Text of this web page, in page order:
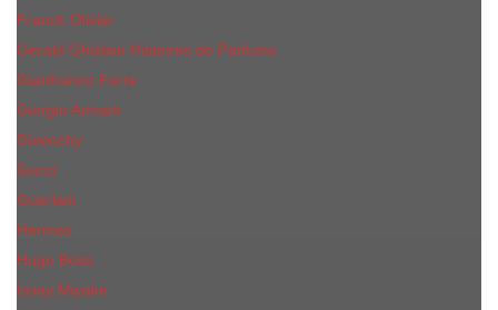
Franck Olivier
Gerald Ghislain Histoires de Parfums
Gianfranco Ferre
Giorgio Armani
Givenchy
Gucci
Guerlain
Hermes
Hugo Boss
Issey Miyake